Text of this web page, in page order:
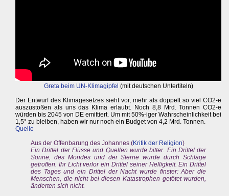
Greta beim UN-Klimagipfel (mit deutschen Untertiteln)
Der Entwurf des Klimagesetzes sieht vor, mehr als doppelt so viel CO2-e
auszustoßen als uns das Klima erlaubt. Noch 8,8 Mrd. Tonnen CO2-e
würden bis 2045 von DE emittiert. Um mit 50%-iger Wahrscheinlichkeit bei
1,5° zu bleiben, haben wir nur noch ein Budget von 4,2 Mrd. Tonnen.
Quelle
Aus der Offenbarung des Johannes (Kritik der Religion)
Ein Drittel der Flüsse und Quellen wurde bitter. Ein Drittel der
Sonne, des Mondes und der Sterne wurde durch Schläge
getroffen. Ihr Licht verlor ein Drittel seiner Helligkeit. Ein Drittel
des Tages und ein Drittel der Nacht wurde finster: Aber die
Menschen, die nicht bei diesen Katastrophen getötet wurden,
änderten sich nicht.